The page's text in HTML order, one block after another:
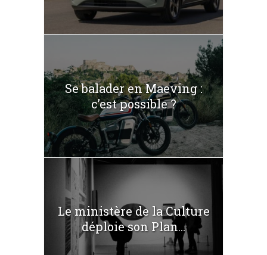
Se balader en Maeving :
c’est possible ?
Le ministère de la Culture
déploie son Plan...